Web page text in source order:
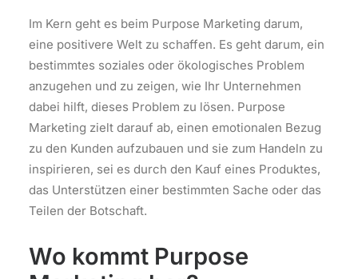
Im Kern geht es beim Purpose Marketing darum,
eine positivere Welt zu schaffen. Es geht darum, ein
bestimmtes soziales oder ökologisches Problem
anzugehen und zu zeigen, wie Ihr Unternehmen
dabei hilft, dieses Problem zu lösen. Purpose
Marketing zielt darauf ab, einen emotionalen Bezug
zu den Kunden aufzubauen und sie zum Handeln zu
inspirieren, sei es durch den Kauf eines Produktes,
das Unterstützen einer bestimmten Sache oder das
Teilen der Botschaft.
Wo kommt Purpose